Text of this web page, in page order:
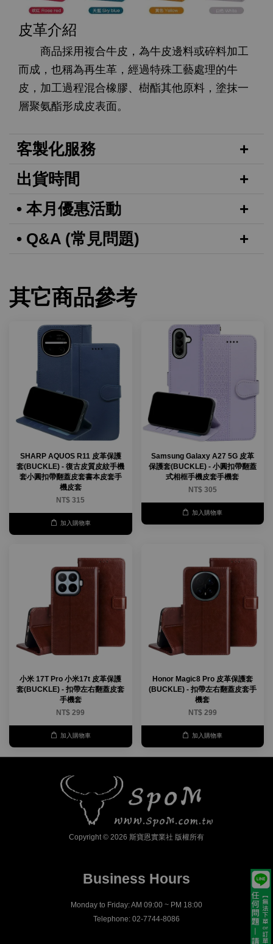
皮革介紹
商品採用複合牛皮，為牛皮邊料或碎料加工
而成，也稱為再生革，經過特殊工藝處理的牛
皮，加工過程混合橡膠、樹酯其他原料，塗抹一
層聚氨酯形成皮表面。
客製化服務
出貨時間
• 本月優惠活動
• Q&A (常見問題)
其它商品參考
SHARP AQUOS R11 皮革保護
套(BUCKLE) - 復古皮質皮紋手機
套小圓扣帶翻蓋皮套書本皮套手
機皮套
NT$ 315
加入購物車
Samsung Galaxy A27 5G 皮革
保護套(BUCKLE) - 小圓扣帶翻蓋
式相框手機皮套手機套
NT$ 305
加入購物車
小米 17T Pro 小米17t 皮革保護
套(BUCKLE) - 扣帶左右翻蓋皮套
手機套
NT$ 299
加入購物車
Honor Magic8 Pro 皮革保護套
(BUCKLE) - 扣帶左右翻蓋皮套手
機套
NT$ 299
加入購物車
Copyright © 2026 斯寶恩實業社 版權所有
Business Hours
Monday to Friday: AM 09:00 ~ PM 18:00
Telephone: 02-7744-8086